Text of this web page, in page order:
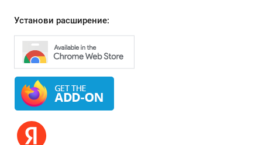
Установи расширение: